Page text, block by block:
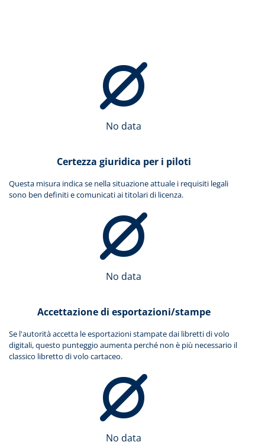
No data
Certezza giuridica per i piloti
Questa misura indica se nella situazione attuale i requisiti legali
sono ben definiti e comunicati ai titolari di licenza.
No data
Accettazione di esportazioni/stampe
Se l'autorità accetta le esportazioni stampate dai libretti di volo
digitali, questo punteggio aumenta perché non è più necessario il
classico libretto di volo cartaceo.
No data